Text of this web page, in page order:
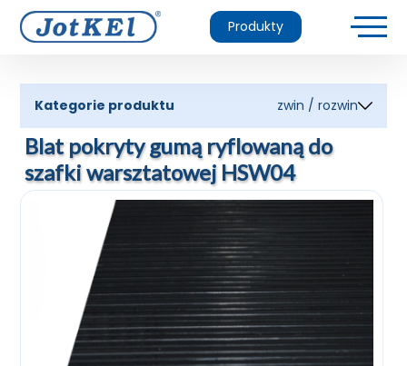
Produkty
Kategorie produktu zwin / rozwin
Blat pokryty gumą ryflowaną do
szafki warsztatowej HSW04